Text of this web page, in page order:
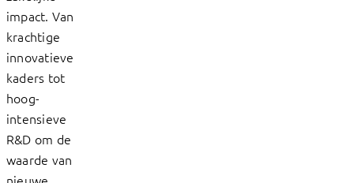
impact. Van
krachtige
innovatieve
kaders tot
hoog-
intensieve
R&D om de
waarde van